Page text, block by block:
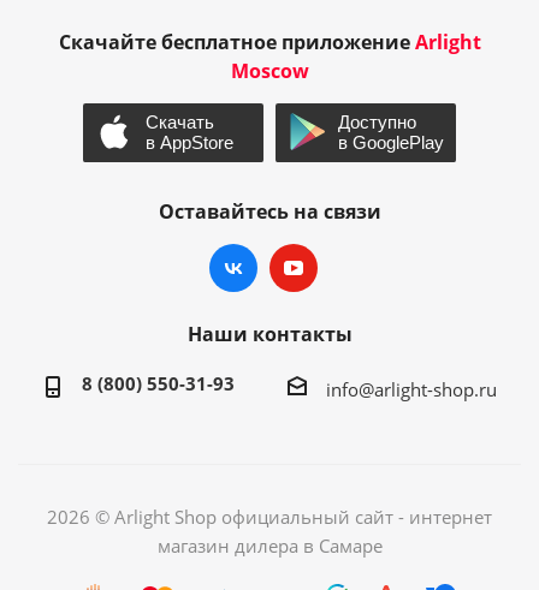
Скачайте бесплатное приложениеArlight
Moscow
Оставайтесь на связи
Наши контакты
8 (800) 550-31-93 info@arlight-shop.ru
2026 © Arlight Shop официальный сайт - интернет
магазин дилера в Самаре